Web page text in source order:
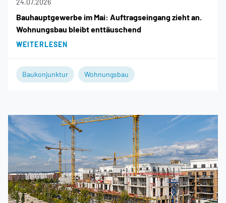
Bauhauptgewerbe im Mai: Auftragseingang zieht an.
Wohnungsbau bleibt enttäuschend
WEITERLESEN
Baukonjunktur Wohnungsbau